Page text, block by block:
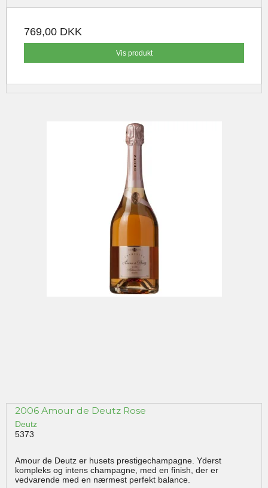
769,00 DKK
Vis produkt
2006 Amour de Deutz Rose
Deutz
5373
Amour de Deutz er husets prestigechampagne. Yderst
kompleks og intens champagne, med en finish, der er
vedvarende med en nærmest perfekt balance.